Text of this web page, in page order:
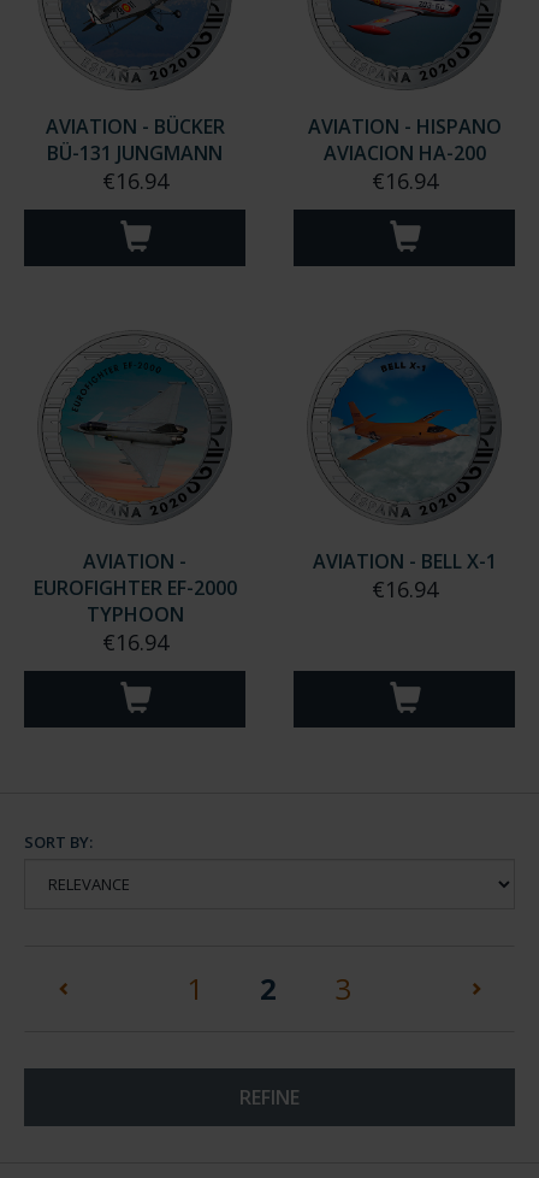
AVIATION - BÜCKER
BÜ-131 JUNGMANN
€16.94
AVIATION - HISPANO
AVIACION HA-200
€16.94
AVIATION -
EUROFIGHTER EF-2000
TYPHOON
€16.94
AVIATION - BELL X-1
€16.94
SORT BY:
1 2 (current)
3
REFINE